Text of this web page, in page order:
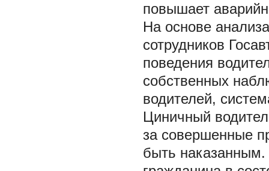
повышает
На основе
сотрудников
поведения
собственных
водителей,
Циничный
за совершенные
быть